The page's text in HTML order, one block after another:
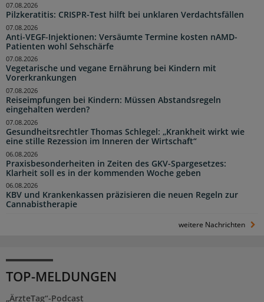
Pilzkeratitis: CRISPR-Test hilft bei unklaren Verdachtsfällen
07.08.2026
Anti-VEGF-Injektionen: Versäumte Termine kosten nAMD-
Patienten wohl Sehschärfe
07.08.2026
Vegetarische und vegane Ernährung bei Kindern mit
Vorerkrankungen
07.08.2026
Reiseimpfungen bei Kindern: Müssen Abstandsregeln
eingehalten werden?
07.08.2026
Gesundheitsrechtler Thomas Schlegel: „Krankheit wirkt wie
eine stille Rezession im Inneren der Wirtschaft“
07.08.2026
Praxisbesonderheiten in Zeiten des GKV-Spargesetzes:
Klarheit soll es in der kommenden Woche geben
06.08.2026
KBV und Krankenkassen präzisieren die neuen Regeln zur
Cannabistherapie
06.08.2026
weitere Nachrichten
TOP-MELDUNGEN
„ÄrzteTag“-Podcast